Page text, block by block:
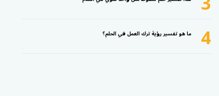
4 ما هو تفسير رؤية ترك العمل في الحلم؟